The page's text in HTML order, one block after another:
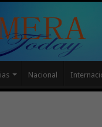
Nacional